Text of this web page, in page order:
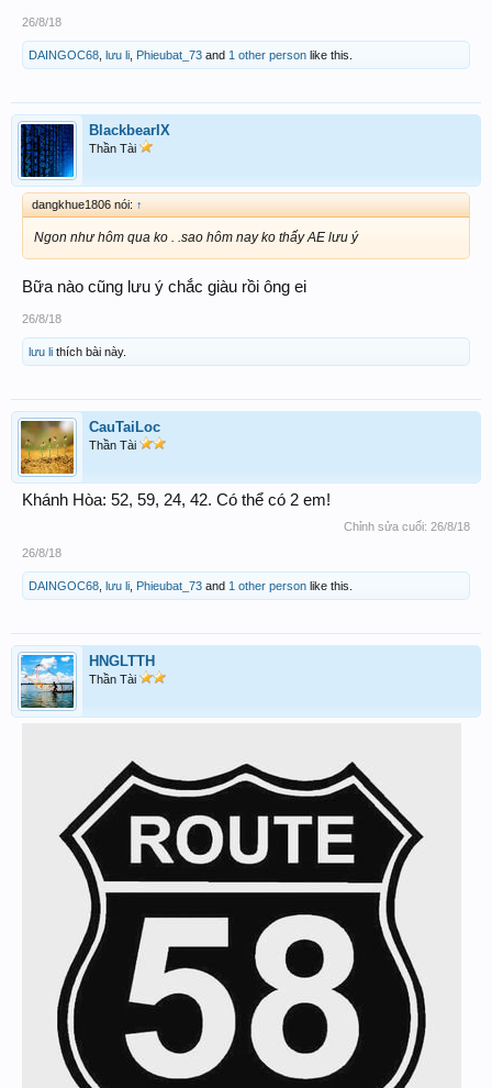
26/8/18
DAINGOC68 lưu li Phieubat_73 and 1 other person like this.
BlackbearIX
Thần Tài
dangkhue1806 nói: ↑
Ngon như hôm qua ko . .sao hôm nay ko thấy AE lưu ý
Bữa nào cũng lưu ý chắc giàu rồi ông ei
26/8/18
lưu li thích bài này.
CauTaiLoc
Thần Tài
Khánh Hòa: 52, 59, 24, 42. Có thể có 2 em!
Chỉnh sửa cuối: 26/8/18
26/8/18
DAINGOC68 lưu li Phieubat_73 and 1 other person like this.
HNGLTTH
Thần Tài